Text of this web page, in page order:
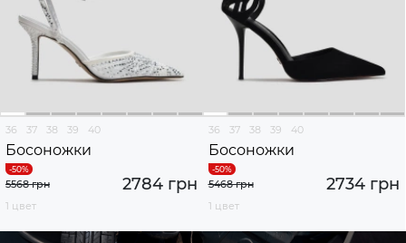
36 37 38 39 40
Босоножки
2784 грн
5568 грн
1 цвет
36 37 38 39 40
Босоножки
2734 грн
5468 грн
1 цвет